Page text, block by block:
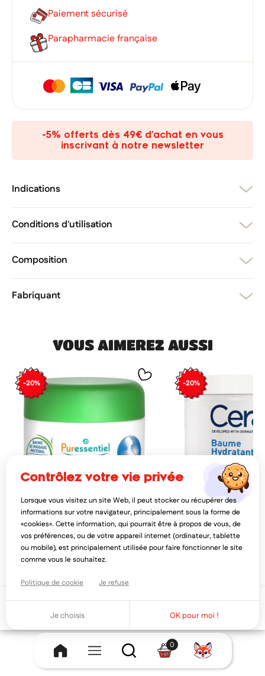
Paiement sécurisé
Parapharmacie française
-5% offerts dès 49€ d’achat en vous
inscrivant à notre newsletter
Indications
Conditions d'utilisation
Composition
Fabriquant
VOUS AIMEREZ AUSSI
-20%
PURESSENTIEL
puressentiel resp ok baume de
massage pectoral enfant 60ml
16,58€
13,27€
AJOUTER AU PANIER
-20%
CERAVE
cerave baume hydratant
13,35€
×
Créer une nouvelle liste
Créer une liste d'envies
Nom de la liste d'envies
Connexion
Vous devez être connecté pour ajouter des produits à votre
liste d'envies.
0
contrôlez votre vie privée
Lorsque vous visitez un site Web, il peut stocker ou récupérer des
informations sur votre navigateur, principalement sous la forme de
«cookies». Cette information, qui pourrait être à propos de vous, de
vos préférences, ou de votre appareil internet (ordinateur, tablette
ou mobile), est principalement utilisée pour faire fonctionner le site
comme vous le souhaitez.
Politique de cookie Je refuse
Je choisis OK pour moi !